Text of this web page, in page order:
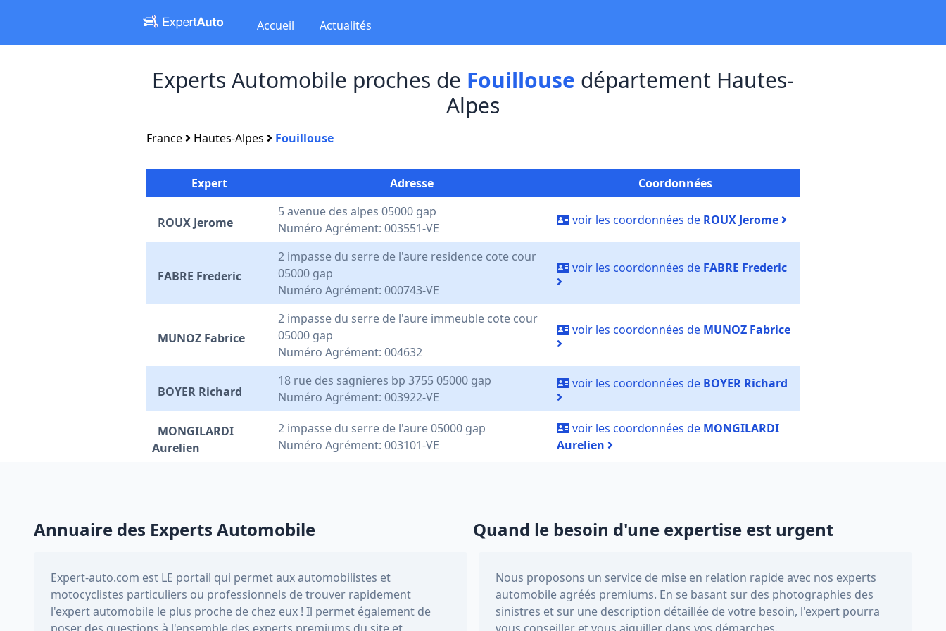
Accueil Actualités
Experts Automobile proches de Fouillouse département Hautes-
Alpes
France Hautes-Alpes Fouillouse
Expert Adresse Coordonnées
ROUX Jerome
5 avenue des alpes 05000 gap
Numéro Agrément: 003551-VE
voir les coordonnées de ROUX Jerome
FABRE Frederic
2 impasse du serre de l'aure residence cote cour
05000 gap
Numéro Agrément: 000743-VE
voir les coordonnées de FABRE Frederic
MUNOZ Fabrice
2 impasse du serre de l'aure immeuble cote cour
05000 gap
Numéro Agrément: 004632
voir les coordonnées de MUNOZ Fabrice
BOYER Richard
18 rue des sagnieres bp 3755 05000 gap
Numéro Agrément: 003922-VE
voir les coordonnées de BOYER Richard
MONGILARDI
Aurelien
2 impasse du serre de l'aure 05000 gap
Numéro Agrément: 003101-VE
voir les coordonnées de MONGILARDI
Aurelien
Annuaire des Experts Automobile
Expert-auto.com est LE portail qui permet aux automobilistes et
motocyclistes particuliers ou professionnels de trouver rapidement
l'expert automobile le plus proche de chez eux ! Il permet également de
Quand le besoin d'une expertise est urgent
Nous proposons un service de mise en relation rapide avec nos experts
automobile agréés premiums. En se basant sur des photographies des
sinistres et sur une description détaillée de votre besoin, l'expert pourra